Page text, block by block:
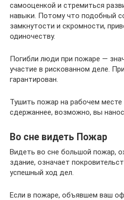
самооценкой и стремиться
навыки. Потому что подобный
замкнутости и скромности,
одиночеству.
Погибли люди при пожаре —
участие в рискованном деле.
гарантирован.
Тушить пожар на рабочем
сдержаннее, возможно, вы
Во сне видеть Пожар
Видеть во сне большой пожар,
здание, означает
успешный ход дел.
Если в пожаре, объявшем ваш